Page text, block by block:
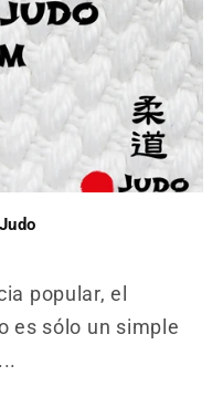
popular, el
es sólo un simple